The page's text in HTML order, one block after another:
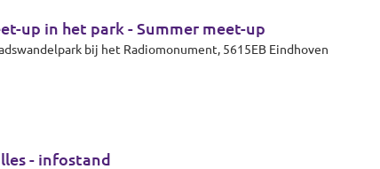
up in het park - Summer meet-up
bij het Radiomonument, 5615EB Eindhoven
- infostand